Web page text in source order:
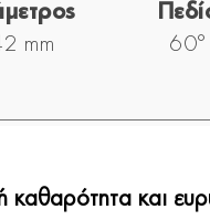
mm
60°
καθαρότητα και